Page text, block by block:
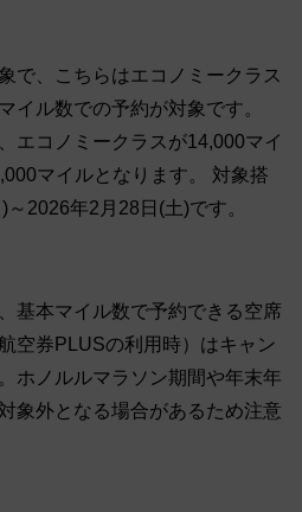
で、こちらはエコノミークラス
イル数での予約が対象です。
エコノミークラスが14,000マイ
マイルとなります。 対象搭
2026年2月28日(土)です。
基本マイル数で予約できる空席
空券PLUSの利用時）はキャン
ホノルルマラソン期間や年末年
象外となる場合があるため注意